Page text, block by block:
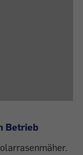
Betrieb